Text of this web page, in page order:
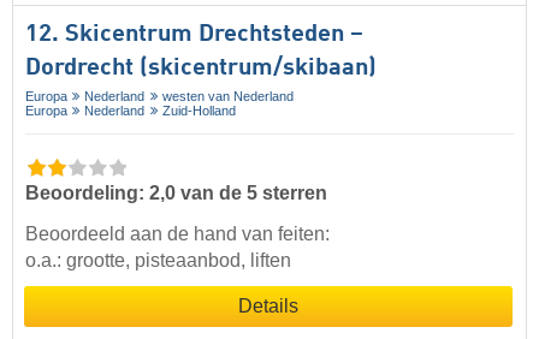
12. Skicentrum Drechtsteden –
Dordrecht (skicentrum/skibaan)
Europa Nederland
westen van Nederland
Europa
Nederland Zuid-Holland
Beoordeling: 2,0 van de 5 sterren
Beoordeeld aan de hand van feiten:
o.a.: grootte, pisteaanbod, liften
Details